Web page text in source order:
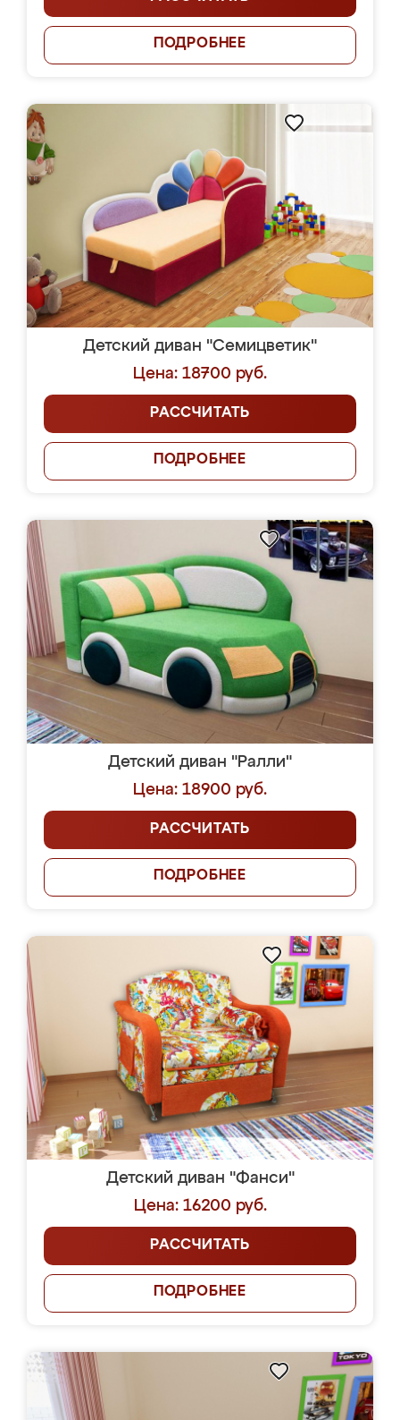
ПОДРОБНЕЕ
Детский диван "Семицветик"
Цена: 18700 руб.
РАССЧИТАТЬ
ПОДРОБНЕЕ
Детский диван "Ралли"
Цена: 18900 руб.
РАССЧИТАТЬ
ПОДРОБНЕЕ
Детский диван "Фанси"
Цена: 16200 руб.
РАССЧИТАТЬ
ПОДРОБНЕЕ